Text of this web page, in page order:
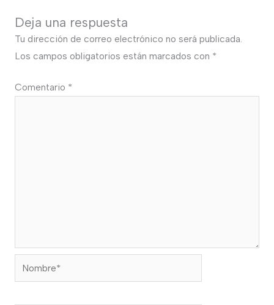
Deja una respuesta
Tu dirección de correo electrónico no será publicada.
Los campos obligatorios están marcados con *
Comentario *
Nombre*